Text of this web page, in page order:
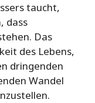
taucht,
dass
Das
des Lebens,
dringenden
Wandel